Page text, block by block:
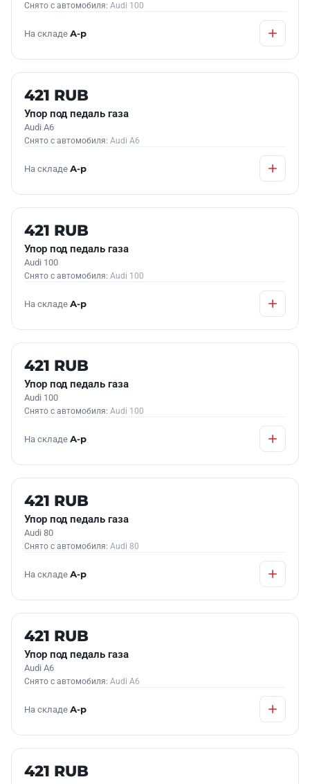
Снято с автомобиля: Audi 100
На складе А-р
Б/У В НАЛИЧИИ
421 RUB
Упор под педаль газа
Audi A6
Снято с автомобиля: Audi A6
На складе А-р
Б/У В НАЛИЧИИ
421 RUB
Упор под педаль газа
Audi 100
Снято с автомобиля: Audi 100
На складе А-р
Б/У В НАЛИЧИИ
421 RUB
Упор под педаль газа
Audi 100
Снято с автомобиля: Audi 100
На складе А-р
Б/У В НАЛИЧИИ
421 RUB
Упор под педаль газа
Audi 80
Снято с автомобиля: Audi 80
На складе А-р
Б/У В НАЛИЧИИ
421 RUB
Упор под педаль газа
Audi A6
Снято с автомобиля: Audi A6
На складе А-р
Б/У В НАЛИЧИИ
421 RUB